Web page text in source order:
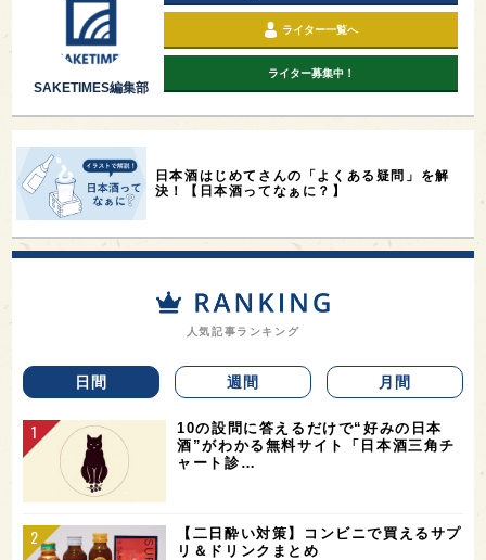
SAKETIMES編集部
ライター一覧へ
ライター募集中！
日本酒はじめてさんの「よくある疑問」を解
決！【日本酒ってなぁに？】
人気記事ランキング
日間 週間 月間
10の設問に答えるだけで“好みの日本
酒”がわかる無料サイト「日本酒三角チ
ャート診…
【二日酔い対策】コンビニで買えるサプ
リ＆ドリンクまとめ